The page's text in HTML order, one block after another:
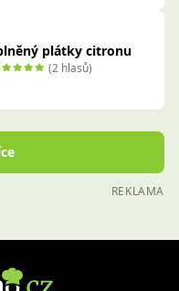
plátky citronu
(2 hlasů)
REKLAMA